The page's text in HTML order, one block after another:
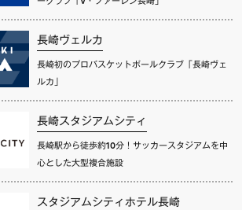
長崎ヴェルカ
長崎初のプロバスケットボールクラブ「長崎ヴェ
ルカ」
長崎スタジアムシティ
長崎駅から徒歩約10分！サッカースタジアムを中
心とした大型複合施設
スタジアムシティホテル長崎